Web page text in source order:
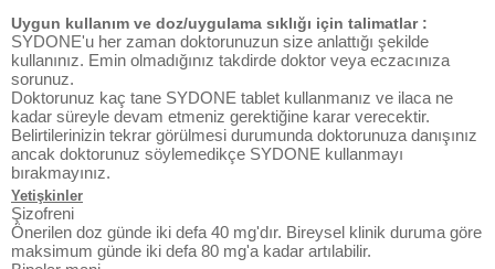
Uygun kullanım ve doz/uygulama sıklığı için talimatlar :
SYDONE'u her zaman doktorunuzun size anlattığı şekilde
kullanınız. Emin olmadığınız takdirde doktor veya eczacınıza
sorunuz.
Doktorunuz kaç tane SYDONE tablet kullanmanız ve ilaca ne
kadar süreyle devam etmeniz gerektiğine karar verecektir.
Belirtilerinizin tekrar görülmesi durumunda doktorunuza danışınız
ancak doktorunuz söylemedikçe SYDONE kullanmayı
bırakmayınız.
Yetişkinler
Şizofreni
Önerilen doz günde iki defa 40 mg'dır. Bireysel klinik duruma göre
maksimum günde iki defa 80 mg'a kadar artılabilir.